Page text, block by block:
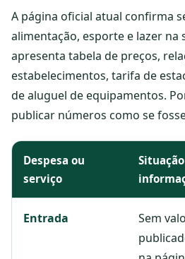
A página oficial atual confirma
alimentação, esporte e lazer na
apresenta tabela de preços,
estabelecimentos, tarifa de
de aluguel de equipamentos.
publicar números como se
Despesa ou
serviço
Entrada
Sem